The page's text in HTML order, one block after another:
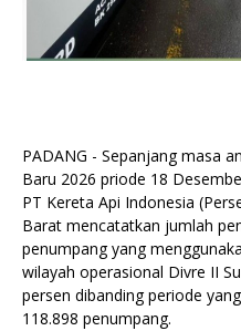
PADANG - Sepanjang masa
Baru 2026 priode 18
PT Kereta Api Indonesia
Barat mencatatkan jumlah
penumpang yang
wilayah operasional Divre II
persen dibanding periode
118.898 penumpang.